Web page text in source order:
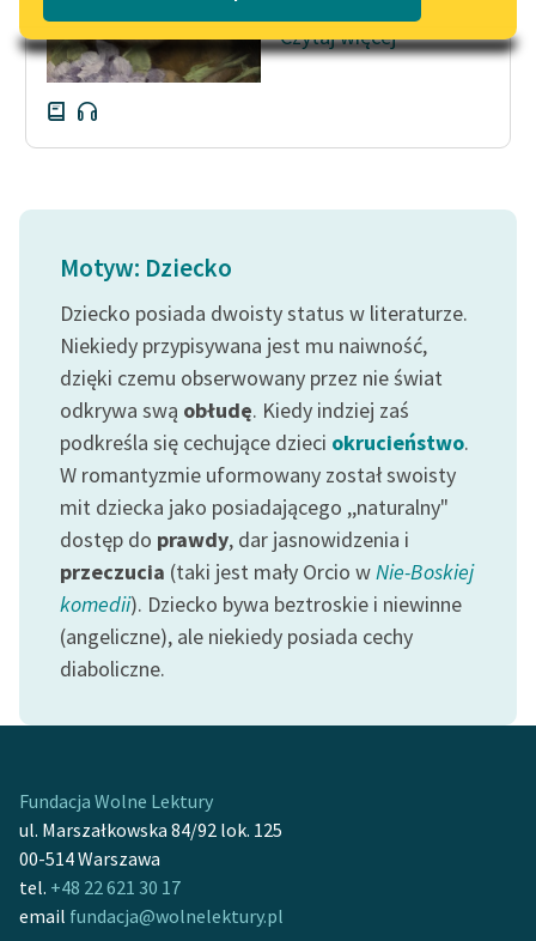
literatury do słuchania dla
uczennic i uczniów z
niepełnosprawnościami
E-kolekcja lektur
szkolnych i literatury do
uczniów z
Feministyczne inspiracje.
Popularyzacja
skandynawskiej literatury
feministycznej
Ręce pełne poezji
Kolekcje edukacyjne
twórców przechodzących
do domeny publicznej,
lektur szkolnych oraz
Starego Testamentu
Odkurzamy bohaterów
Szkoła Poezji Wolnych
Kontakt
O projekcie
Czytaj więcej
Motyw: Dziecko
Dziecko posiada dwoisty status w literaturze.
Niekiedy przypisywana jest mu naiwność,
dzięki czemu obserwowany przez nie świat
odkrywa swą obłudę. Kiedy indziej zaś
podkreśla się cechujące dzieci okrucieństwo.
W romantyzmie uformowany został swoisty
mit dziecka jako posiadającego ,,naturalny"
dostęp do prawdy, dar jasnowidzenia i
przeczucia (taki jest mały Orcio wNie-Boskiej
komedii). Dziecko bywa beztroskie i niewinne
(angeliczne), ale niekiedy posiada cechy
diaboliczne.
Fundacja Wolne Lektury
ul. Marszałkowska 84/92 lok. 125
00-514 Warszawa
tel. +48 22 621 30 17
email fundacja@wolnelektury.pl